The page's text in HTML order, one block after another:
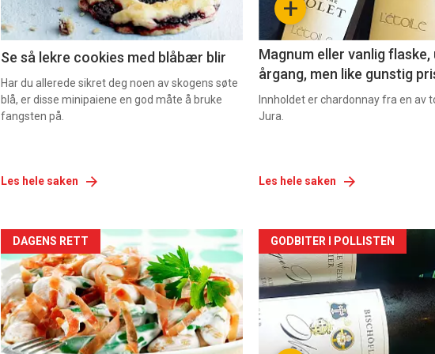
2
Se så lekre cookies med blåbær blir
Har du allerede sikret deg noen av skogens søte
blå, er disse minipaiene en god måte å bruke
fangsten på.
Les hele saken
+
Magnum eller vanlig flaske,
årgang, men like gunstig
Innholdet er chardonnay fra en av
Jura.
Les hele saken
Forsiden
akkurat
nå
-
DAGENS RETT
Forsiden
akkurat
nå
GODBITER I POLLISTEN